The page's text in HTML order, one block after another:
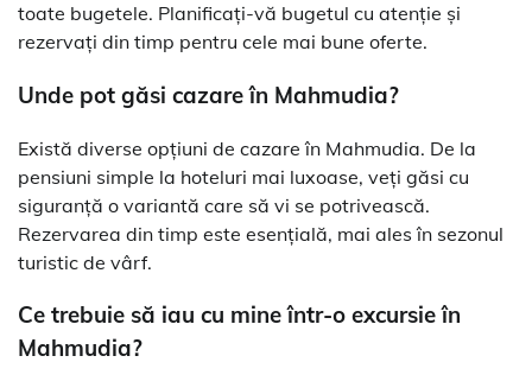
toate bugetele. Planificați-vă bugetul cu atenție și
rezervați din timp pentru cele mai bune oferte.
Unde pot găsi cazare în Mahmudia?
Există diverse opțiuni de cazare în Mahmudia. De la
pensiuni simple la hoteluri mai luxoase, veți găsi cu
siguranță o variantă care să vi se potrivească.
Rezervarea din timp este esențială, mai ales în sezonul
turistic de vârf.
Ce trebuie să iau cu mine într-o excursie în
Mahmudia?